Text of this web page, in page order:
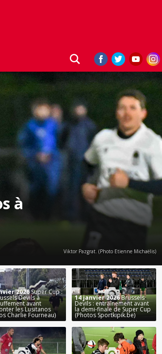
à
Viktor Pazgrat. (Photo Etienne Michaëlis)
2026Super Cup :
Devils à
avant
les Lusitanos
Charlie Fourneau)
14 janvier 2026Brussels
Devils : entraînement avant
la demi-finale de Super Cup
(Photos Sportkipik.be)